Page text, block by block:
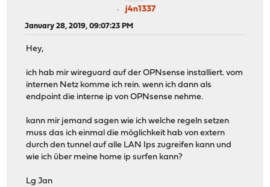
j4n1337
January 28, 2019, 09:07:23 PM
Hey,
ich hab mir wireguard auf der OPNsense installiert. vom
internen Netz komme ich rein. wenn ich dann als
endpoint die interne ip von OPNsense nehme.
kann mir jemand sagen wie ich welche regeln setzen
muss das ich einmal die möglichkeit hab von extern
durch den tunnel auf alle LAN Ips zugreifen kann und
wie ich über meine home ip surfen kann?
Lg Jan